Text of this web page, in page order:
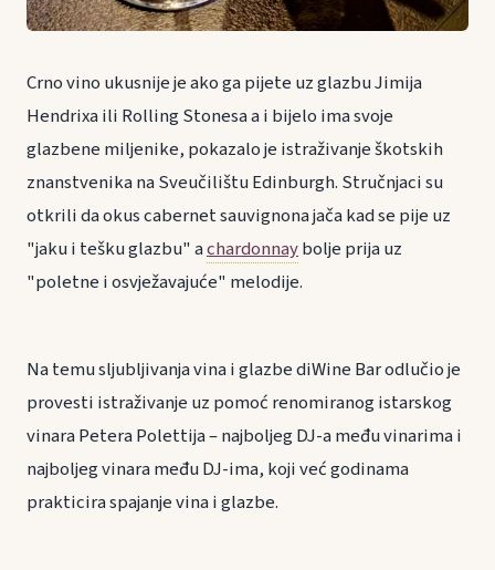
Crno vino ukusnije je ako ga pijete uz glazbu Jimija
Hendrixa ili Rolling Stonesa a i bijelo ima svoje
glazbene miljenike, pokazalo je istraživanje škotskih
znanstvenika na Sveučilištu Edinburgh. Stručnjaci su
otkrili da okus cabernet sauvignona jača kad se pije uz
"jaku i tešku glazbu" achardonnaybolje prija uz
"poletne i osvježavajuće" melodije.
Na temu sljubljivanja vina i glazbe diWine Bar odlučio je
provesti istraživanje uz pomoć renomiranog istarskog
vinara Petera Polettija – najboljeg DJ-a među vinarima i
najboljeg vinara među DJ-ima, koji već godinama
prakticira spajanje vina i glazbe.